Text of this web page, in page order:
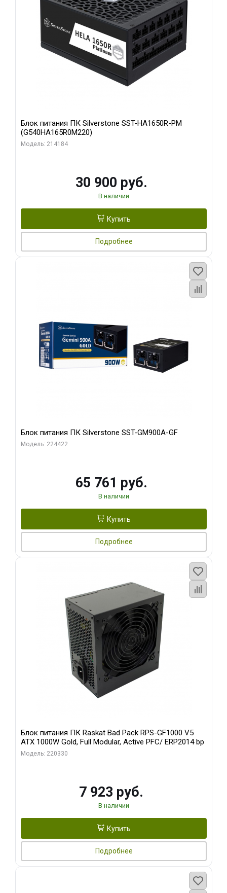
Блок питания ПК Silverstone SST-HA1650R-PM
(G540HA165R0M220)
Модель: 214184
30 900 руб.
В наличии
Купить
Подробнее
Блок питания ПК Silverstone SST-GM900A-GF
Модель: 224422
65 761 руб.
В наличии
Купить
Подробнее
Блок питания ПК Raskat Bad Pack RPS-GF1000 V5
ATX 1000W Gold, Full Modular, Active PFC/ ERP2014 bp
Модель: 220330
7 923 руб.
В наличии
Купить
Подробнее